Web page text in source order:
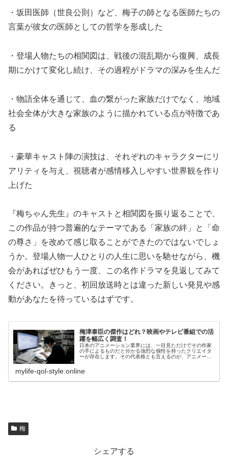
・坂田医師（世良公則）など、梅子の師となる医師たちの
言葉が彼女の医師としての哲学を形成した
・登場人物たちの相関図は、戦後の混乱期から復興、成長
期にかけて変化し続け、その過程がドラマの深みを生んだ
・物語全体を通じて、血の繋がった家族だけでなく、地域
社会全体が大きな家族のように描かれている点が特徴であ
る
・豪華キャスト陣の演技は、それぞれのキャラクターにリ
アリティを与え、視聴者が感情移入しやすい世界観を作り
上げた
『梅ちゃん先生』のキャストと相関図を振り返ることで、
この作品が持つ普遍的なテーマである「家族の絆」と「命
の尊さ」を改めて感じ取ることができたのではないでしょ
うか。登場人物一人ひとりの人生に思いを馳せながら、機
会があればぜひもう一度、この名作ドラマを見返してみて
ください。きっと、初回放送時とは違った新しい発見や感
動があなたを待っているはずです。
梅津泰臣の傑作はどれ？映画やテレビ番組での活
躍を幅広く調査！
日本のアニメーション業界には、一目見ただけでその作家
の手によるものだと分かる強烈な個性を持ったクリエイタ
ーが存在します。その代表格とも言えるのが、アニメータ
mylife-qol-style.online
梅
シェアする